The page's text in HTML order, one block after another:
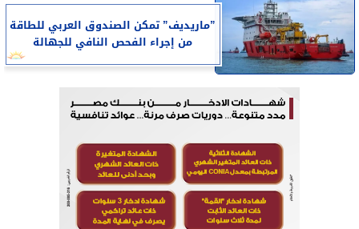
”ماريديف” تمكن الصندوق العربي للطاقة
من إجراء الفحص النافي للجهالة